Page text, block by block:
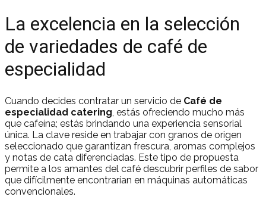
La excelencia en la selección
de variedades de café de
especialidad
Cuando decides contratar un servicio de Café de
especialidad catering, estás ofreciendo mucho más
que cafeína; estás brindando una experiencia sensorial
única. La clave reside en trabajar con granos de origen
seleccionado que garantizan frescura, aromas complejos
y notas de cata diferenciadas. Este tipo de propuesta
permite a los amantes del café descubrir perfiles de sabor
que difícilmente encontrarían en máquinas automáticas
convencionales.